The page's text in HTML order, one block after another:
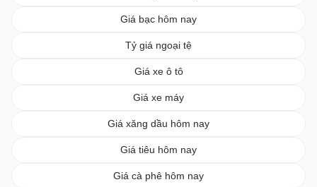
Giá bạc hôm nay
Tỷ giá ngoại tệ
Giá xe ô tô
Giá xe máy
Giá xăng dầu hôm nay
Giá tiêu hôm nay
Giá cà phê hôm nay